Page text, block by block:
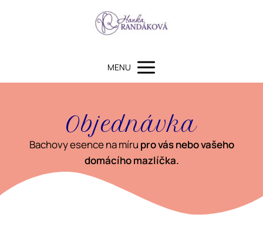
MENU
Objednávka
Bachovy esence na míru pro vás nebo vašeho
domácího mazlíčka.